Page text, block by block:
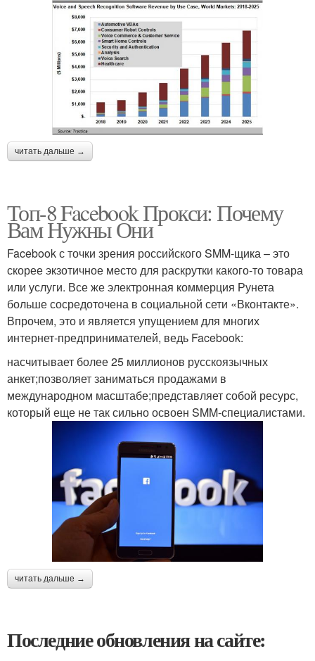
читать дальше →
Топ-8 Facebook Прокси: Почему
Вам Нужны Они
Facebook с точки зрения российского SMM-щика – это
скорее экзотичное место для раскрутки какого-то товара
или услуги. Все же электронная коммерция Рунета
больше сосредоточена в социальной сети «Вконтакте».
Впрочем, это и является упущением для многих
интернет-предпринимателей, ведь Facebook:
насчитывает более 25 миллионов русскоязычных
анкет;позволяет заниматься продажами в
международном масштабе;представляет собой ресурс,
который еще не так сильно освоен SMM-специалистами.
читать дальше →
Последние обновления на сайте: